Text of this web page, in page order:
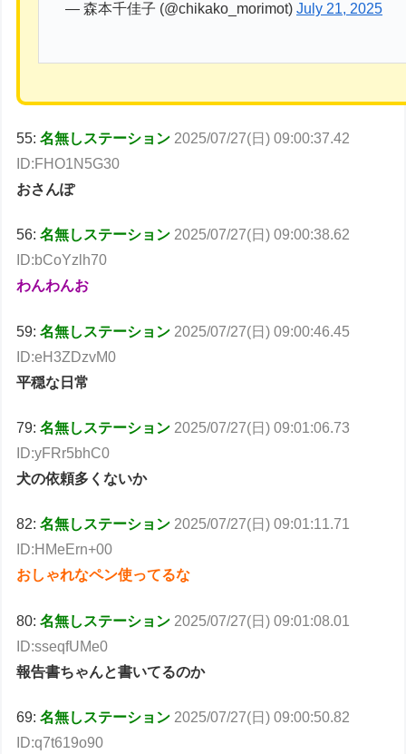
— 森本千佳子 (@chikako_morimot)July 21, 2025
55:名無しステーション 2025/07/27(日) 09:00:37.42
ID:FHO1N5G30
おさんぽ
56:名無しステーション 2025/07/27(日) 09:00:38.62
ID:bCoYzlh70
わんわんお
59:名無しステーション 2025/07/27(日) 09:00:46.45
ID:eH3ZDzvM0
平穏な日常
79:名無しステーション 2025/07/27(日) 09:01:06.73
ID:yFRr5bhC0
犬の依頼多くないか
82:名無しステーション 2025/07/27(日) 09:01:11.71
ID:HMeErn+00
おしゃれなペン使ってるな
80:名無しステーション 2025/07/27(日) 09:01:08.01
ID:sseqfUMe0
報告書ちゃんと書いてるのか
69:名無しステーション 2025/07/27(日) 09:00:50.82
ID:q7t619o90